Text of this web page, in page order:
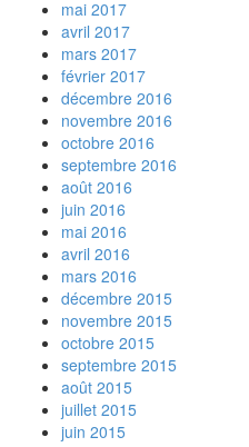
mai 2017
avril 2017
mars 2017
février 2017
décembre 2016
novembre 2016
octobre 2016
septembre 2016
août 2016
juin 2016
mai 2016
avril 2016
mars 2016
décembre 2015
novembre 2015
octobre 2015
septembre 2015
août 2015
juillet 2015
juin 2015